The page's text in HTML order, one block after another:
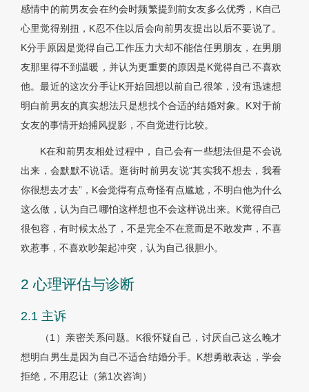
感情中的前男友会在约会时频繁提到前女友多么优秀，K自己
心里觉得别扭，K忍不住以后会向前男友提出以后不要说了。
K分手原因是觉得自己工作压力大却不能信任男朋友，在男朋
友那里得不到温暖，并认为更重要的原因是K觉得自己不喜欢
他。最近的这次分手让K开始回想以前自己很笨，没有迅速想
明白前男友的真实想法只是想找个合适的结婚对象。K对于前
女友的事情开始捕风捉影，不自觉进行比较。
K在和前男友相处过程中，自己会有一些想法但是不会说
出来，会默默不说话。逛街时前男友说“其实我不想去，我看
你很想去才去”，K会觉得有点奇怪有点尴尬，不明白他为什么
这么做，认为自己哪怕这样想也不会这样说出来。K觉得自己
很包容，有时候太怂了，不是完全不在意而是不敢发声，不喜
欢惹事，不喜欢吵架起冲突，认为自己很胆小。
2 心理评估与诊断
2.1 主诉
（1）亲密关系问题。K很怀疑自己，讨厌自己这么晚才
想明白男生是因为自己不适合结婚分手。K想勇敢表达，学会
拒绝，不用忍让（第1次咨询）